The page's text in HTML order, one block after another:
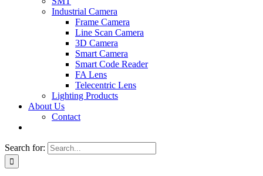
Industrial Camera
Frame Camera
Line Scan Camera
3D Camera
Smart Camera
Smart Code Reader
FA Lens
Telecentric Lens
Lighting Products
About Us
Contact
Search for: